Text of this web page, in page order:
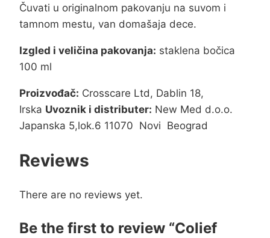
Čuvati u originalnom pakovanju na suvom i
tamnom mestu, van domašaja dece.
Izgled i veličina pakovanja: staklena bočica
100 ml
Proizvođač: Crosscare Ltd, Dablin 18,
Irska Uvoznik i distributer: New Med d.o.o.
Japanska 5,lok.6 11070 Novi Beograd
Reviews
There are no reviews yet.
Be the first to review “Colief